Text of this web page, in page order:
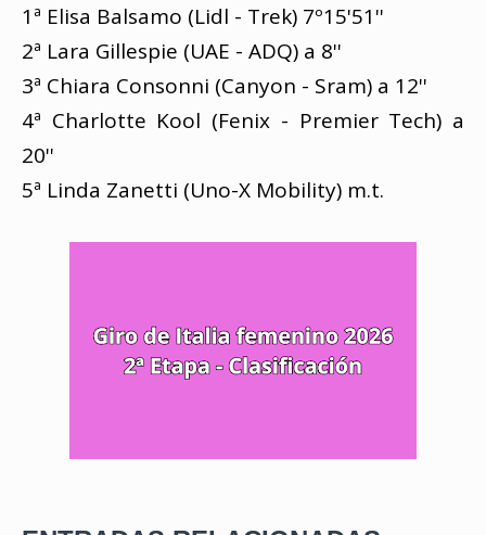
1ª Elisa Balsamo (Lidl - Trek) 7º15'51''
2ª Lara Gillespie (UAE - ADQ) a 8''
3ª Chiara Consonni (Canyon - Sram) a 12''
4ª Charlotte Kool (Fenix - Premier Tech) a
20''
5ª Linda Zanetti (Uno-X Mobility) m.t.